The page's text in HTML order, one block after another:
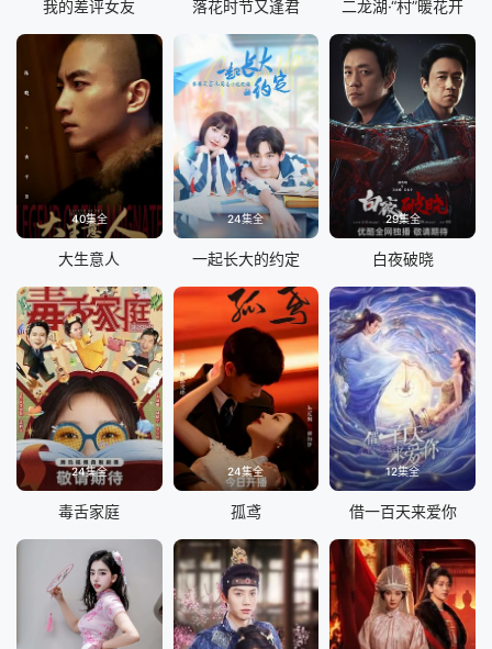
我的差评女友 落花时节又逢君 二龙湖·“村”暖花开
40集全
大生意人
24集全
一起长大的约定
29集全
白夜破晓
24集全
毒舌家庭
24集全
孤鸢
12集全
借一百天来爱你